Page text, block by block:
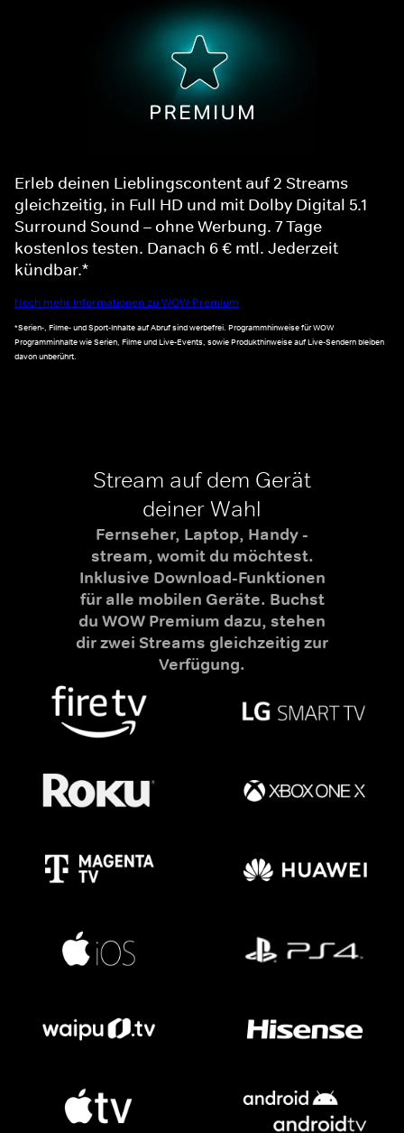
Erleb deinen Lieblingscontent auf 2 Streams
gleichzeitig, in Full HD und mit Dolby Digital 5.1
Surround Sound – ohne Werbung. 7 Tage
kostenlos testen. Danach 6 € mtl. Jederzeit
kündbar.*
Noch mehr Informationen zu WOW Premium
*Serien-, Filme- und Sport-Inhalte auf Abruf sind werbefrei. Programmhinweise für WOW
Programminhalte wie Serien, Filme und Live-Events, sowie Produkthinweise auf Live-Sendern bleiben
davon unberührt.
Stream auf dem Gerät
deiner Wahl
Fernseher, Laptop, Handy -
stream, womit du möchtest.
Inklusive Download-Funktionen
für alle mobilen Geräte. Buchst
du WOW Premium dazu, stehen
dir zwei Streams gleichzeitig zur
Verfügung.